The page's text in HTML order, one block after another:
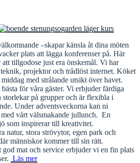
–skapar känsla åt dina möten
plats att lägga konferenser på. Här
tillgodose just era önskemål. Vi har
projektor och trådlöst internet. Köket
med strålande utsikt över havet.
för våra gäster. Vi erbjuder färdiga
på grupper och är flexibla i
Under adventsveckorna kan ni
vårt välsmakande jullunch. En
som inspirerar till kreativitet.
natur, stora strövytor, egen park och
människor kommer till sin rätt.
god mat och service erbjuder vi en fin plats
Läs mer